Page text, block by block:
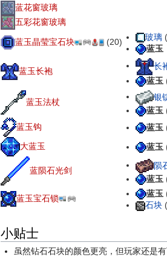
蓝花窗玻璃
五彩花窗玻璃
蓝玉晶莹宝石块 (20) 玻璃
蓝玉
蓝玉长袍
长
蓝玉
蓝玉法杖 银
蓝玉
蓝玉钩 蓝玉
大蓝玉
蓝玉
蓝陨石光剑 陨
蓝玉
蓝玉宝石锁
蓝玉
石块
小贴士
虽然钻石石块的颜色更亮，但玩家还是